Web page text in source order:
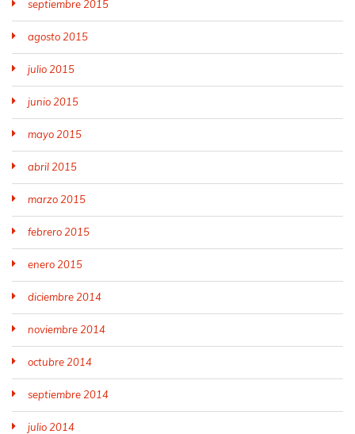
septiembre 2015
agosto 2015
julio 2015
junio 2015
mayo 2015
abril 2015
marzo 2015
febrero 2015
enero 2015
diciembre 2014
noviembre 2014
octubre 2014
septiembre 2014
julio 2014